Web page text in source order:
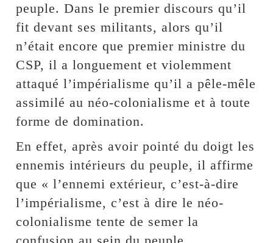
peuple. Dans le premier discours qu’il
fit devant ses militants, alors qu’il
n’était encore que premier ministre du
CSP, il a longuement et violemment
attaqué l’impérialisme qu’il a pêle-mêle
assimilé au néo-colonialisme et à toute
forme de domination.
En effet, après avoir pointé du doigt les
ennemis intérieurs du peuple, il affirme
que « l’ennemi extérieur, c’est-à-dire
l’impérialisme, c’est à dire le néo-
colonialisme tente de semer la